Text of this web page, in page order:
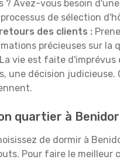
? Avez-vous besoin
de sélection
des clients :
précieuses sur la
La vie est faite
une décision
quartier à
de dormir à
Pour faire le meilleur